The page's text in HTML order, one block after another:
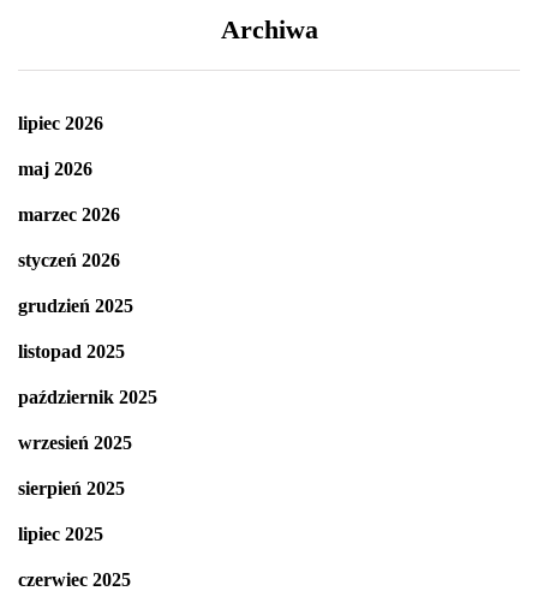
Archiwa
lipiec 2026
maj 2026
marzec 2026
styczeń 2026
grudzień 2025
listopad 2025
październik 2025
wrzesień 2025
sierpień 2025
lipiec 2025
czerwiec 2025